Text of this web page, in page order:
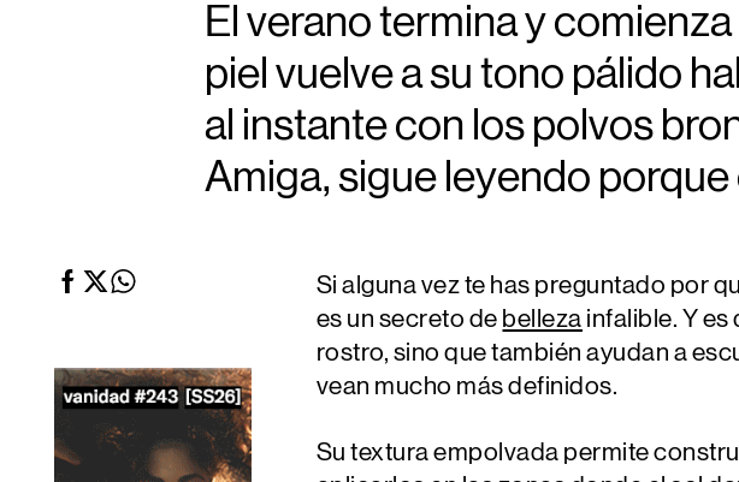
El verano termina y
piel vuelve a su tono pálido
al instante con los polvos
Amiga, sigue leyendo
Si alguna vez te has preguntado por
es un secreto de belleza infalible. Y es
rostro, sino que también ayudan a
vean mucho más definidos.
Su textura empolvada permite